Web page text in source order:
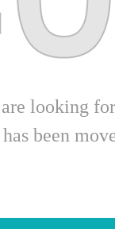
looking
has been